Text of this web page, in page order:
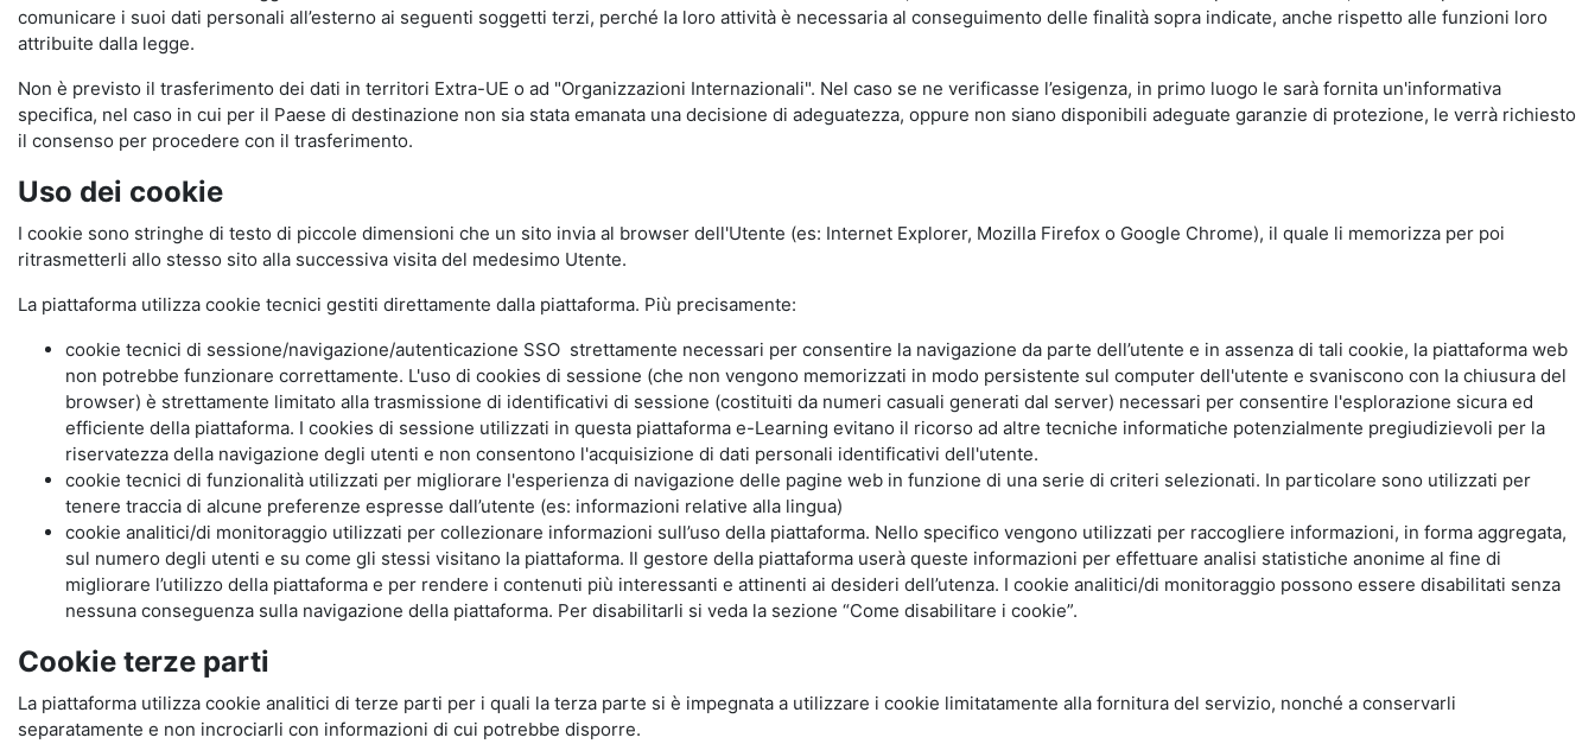
comunicare i suoi dati personali all’esterno ai seguenti soggetti terzi, perché la loro attività è necessaria al conseguimento delle finalità sopra indicate, anche rispetto alle funzioni loro
attribuite dalla legge.
Non è previsto il trasferimento dei dati in territori Extra-UE o ad "Organizzazioni Internazionali". Nel caso se ne verificasse l’esigenza, in primo luogo le sarà fornita un'informativa
specifica, nel caso in cui per il Paese di destinazione non sia stata emanata una decisione di adeguatezza, oppure non siano disponibili adeguate garanzie di protezione, le verrà richiesto
il consenso per procedere con il trasferimento.
Uso dei cookie
I cookie sono stringhe di testo di piccole dimensioni che un sito invia al browser dell'Utente (es: Internet Explorer, Mozilla Firefox o Google Chrome), il quale li memorizza per poi
ritrasmetterli allo stesso sito alla successiva visita del medesimo Utente.
La piattaforma utilizza cookie tecnici gestiti direttamente dalla piattaforma. Più precisamente:
cookie tecnici di sessione/navigazione/autenticazione SSO strettamente necessari per consentire la navigazione da parte dell’utente e in assenza di tali cookie, la piattaforma web
non potrebbe funzionare correttamente. L'uso di cookies di sessione (che non vengono memorizzati in modo persistente sul computer dell'utente e svaniscono con la chiusura del
browser) è strettamente limitato alla trasmissione di identificativi di sessione (costituiti da numeri casuali generati dal server) necessari per consentire l'esplorazione sicura ed
efficiente della piattaforma. I cookies di sessione utilizzati in questa piattaforma e-Learning evitano il ricorso ad altre tecniche informatiche potenzialmente pregiudizievoli per la
riservatezza della navigazione degli utenti e non consentono l'acquisizione di dati personali identificativi dell'utente.
cookie tecnici di funzionalità utilizzati per migliorare l'esperienza di navigazione delle pagine web in funzione di una serie di criteri selezionati. In particolare sono utilizzati per
tenere traccia di alcune preferenze espresse dall’utente (es: informazioni relative alla lingua)
cookie analitici/di monitoraggio utilizzati per collezionare informazioni sull’uso della piattaforma. Nello specifico vengono utilizzati per raccogliere informazioni, in forma aggregata,
sul numero degli utenti e su come gli stessi visitano la piattaforma. Il gestore della piattaforma userà queste informazioni per effettuare analisi statistiche anonime al fine di
migliorare l’utilizzo della piattaforma e per rendere i contenuti più interessanti e attinenti ai desideri dell’utenza. I cookie analitici/di monitoraggio possono essere disabilitati senza
nessuna conseguenza sulla navigazione della piattaforma. Per disabilitarli si veda la sezione “Come disabilitare i cookie”.
Cookie terze parti
La piattaforma utilizza cookie analitici di terze parti per i quali la terza parte si è impegnata a utilizzare i cookie limitatamente alla fornitura del servizio, nonché a conservarli
separatamente e non incrociarli con informazioni di cui potrebbe disporre.